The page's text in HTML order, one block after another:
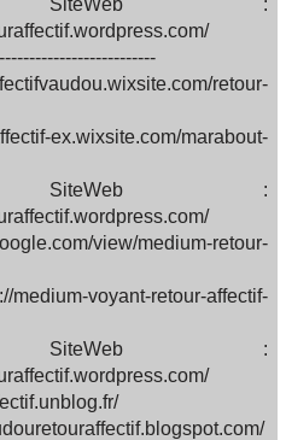
:
retour-
ex.wixsite.com/marabout-
:
view/medium-retour-
voyant-retour-affectif-
: